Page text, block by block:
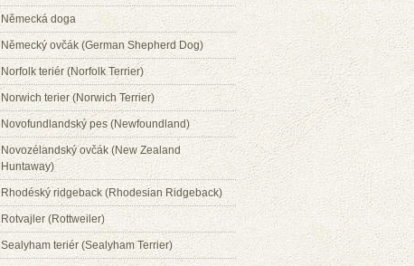
Německá doga
Německý ovčák (German Shepherd Dog)
Norfolk teriér (Norfolk Terrier)
Norwich terier (Norwich Terrier)
Novofundlandský pes (Newfoundland)
Novozélandský ovčák (New Zealand
Huntaway)
Rhodéský ridgeback (Rhodesian Ridgeback)
Rotvajler (Rottweiler)
Sealyham teriér (Sealyham Terrier)